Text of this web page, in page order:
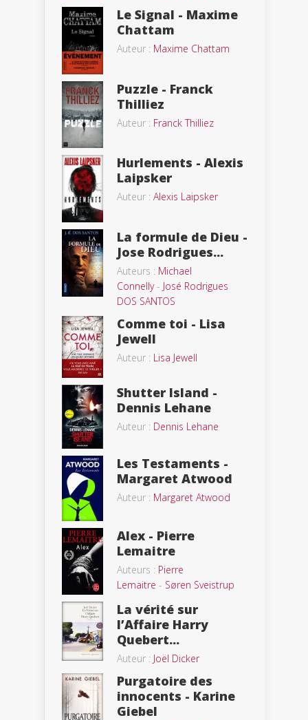
Le Signal - Maxime
Chattam
Auteur : Maxime Chattam
Puzzle - Franck
Thilliez
Auteur : Franck Thilliez
Hurlements - Alexis
Laipsker
Auteur : Alexis Laipsker
La formule de Dieu -
Jose Rodrigues...
Auteurs : Michael
Connelly- José Rodrigues
DOS SANTOS
Comme toi - Lisa
Jewell
Auteur : Lisa Jewell
Shutter Island -
Dennis Lehane
Auteur : Dennis Lehane
Les Testaments -
Margaret Atwood
Auteur : Margaret Atwood
Alex - Pierre
Lemaitre
Auteurs : Pierre
Lemaitre - Søren Sveistrup
La vérité sur
l’Affaire Harry
Quebert...
Auteur : Joël Dicker
Purgatoire des
innocents - Karine
Giebel